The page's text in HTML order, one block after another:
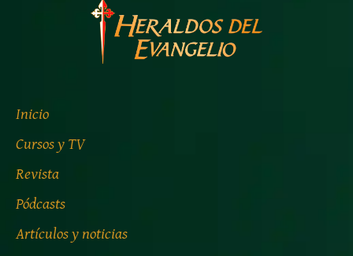
Inicio
Cursos y TV
Revista
Pódcasts
Artículos y noticias